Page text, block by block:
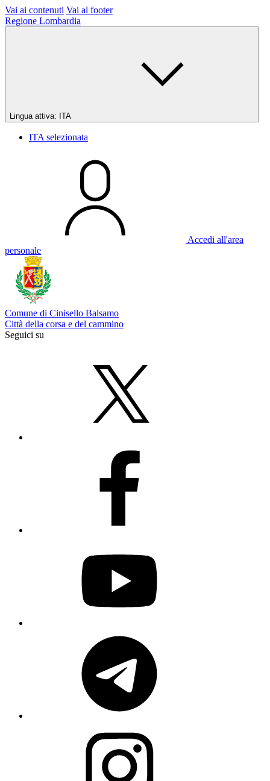
Vai ai contenuti Vai al footer
Regione Lombardia
Lingua attiva: ITA
ITA selezionata
Accedi all'area
personale
Comune di Cinisello Balsamo
Città della corsa e del cammino
Seguici su